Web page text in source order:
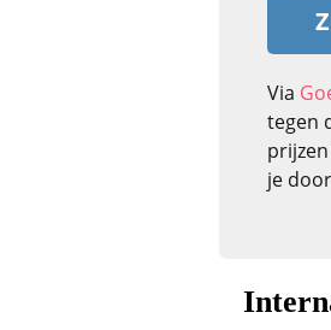
Via
tegen
je